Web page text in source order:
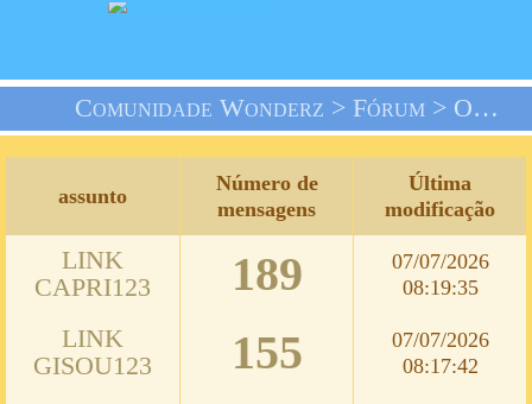
Comunidade Wonderz > Fórum> Os Jogos
assunto
Número de
mensagens
Última
modificação
LINK
CAPRI123
189
07/07/2026
08:19:35
LINK
GISOU123
155
07/07/2026
08:17:42